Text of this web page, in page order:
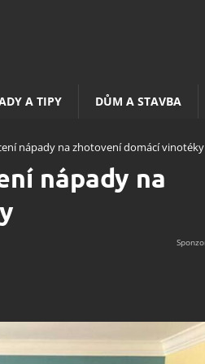
A TIPY DŮM A STAVBA
nápady na zhotovení domácí vinotéky
nápady na